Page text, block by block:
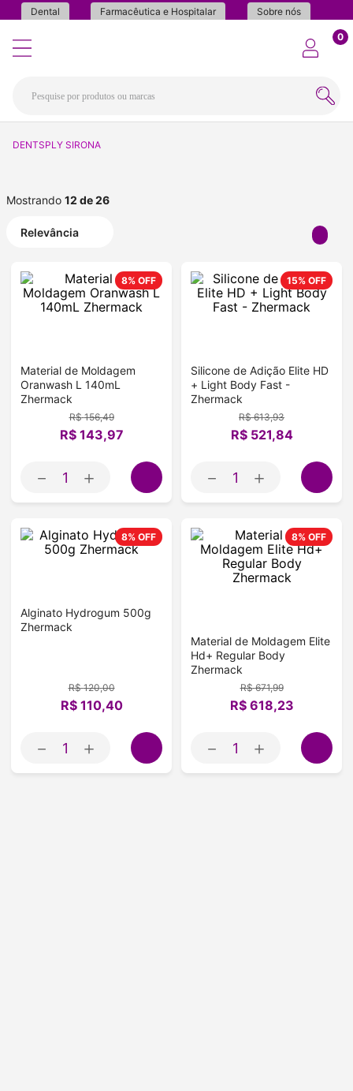
Dental Farmacêutica e Hospitalar Sobre nós
0
DENTSPLY SIRONA
Mostrando 12 de 26
Relevância
8% OFF
Material de Moldagem
Oranwash L 140mL
Zhermack
R$ 156,49
R$ 143,97
＋
－
15% OFF
Silicone de Adição Elite HD
+ Light Body Fast -
Zhermack
R$ 613,93
R$ 521,84
＋
－
8% OFF
Alginato Hydrogum 500g
Zhermack
R$ 120,00
R$ 110,40
＋
－
8% OFF
Material de Moldagem Elite
Hd+ Regular Body
Zhermack
R$ 671,99
R$ 618,23
＋
－